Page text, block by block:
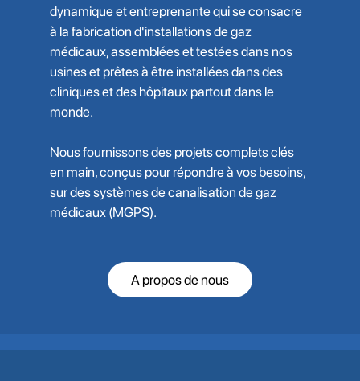
dynamique et entreprenante qui se consacre
à la fabrication d'installations de gaz
médicaux, assemblées et testées dans nos
usines et prêtes à être installées dans des
cliniques et des hôpitaux partout dans le
monde.
Nous fournissons des projets complets clés
en main, conçus pour répondre à vos besoins,
sur des systèmes de canalisation de gaz
médicaux (MGPS).
A propos de nous